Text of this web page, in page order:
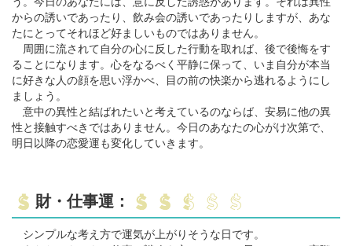
からの誘いであったり、飲み会の誘いであったりしますが、あな
たにとってそれほど好ましいものではありません。
周囲に流されて自分の心に反した行動を取れば、後で後悔をす
ることになります。心をなるべく平静に保って、いま自分が本当
に好きな人の顔を思い浮かべ、目の前の快楽から逃れるようにし
ましょう。
意中の異性と結ばれたいと考えているのならば、安易に他の異
性と接触すべきではありません。今日のあなたの心がけ次第で、
明日以降の恋愛運も変化していきます。
財・仕事運：
シンプルな考え方で運気が上がりそうな日です。